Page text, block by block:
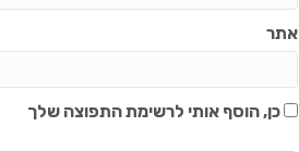
אתר
כן, הוסף אותי לרשימת התפוצה שלך